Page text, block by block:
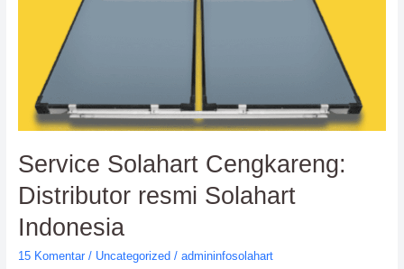
Service Solahart Cengkareng:
Distributor resmi Solahart
Indonesia
15 Komentar / Uncategorized/ admininfosolahart